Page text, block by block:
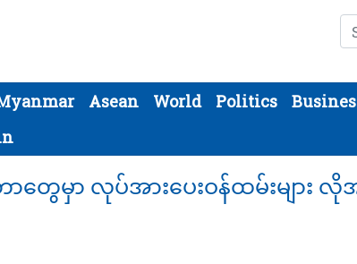
Asean World Politics
ာတွေမှာ လုပ်အားပေးဝန်ထမ်းများ လို